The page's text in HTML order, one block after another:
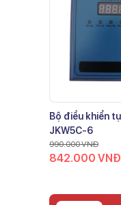
Bộ điều khiển
JKW5C-6
990.000VNĐ
842.000 VNĐ